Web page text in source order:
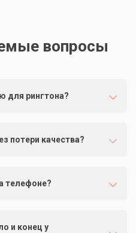
вопросы
для рингтона?
потери качества?
телефоне?
и конец у